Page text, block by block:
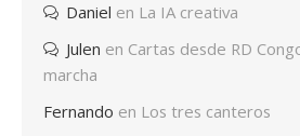
Daniel en La IA creativa
Julen en Cartas desde RD
marcha
Fernando en Los tres canteros